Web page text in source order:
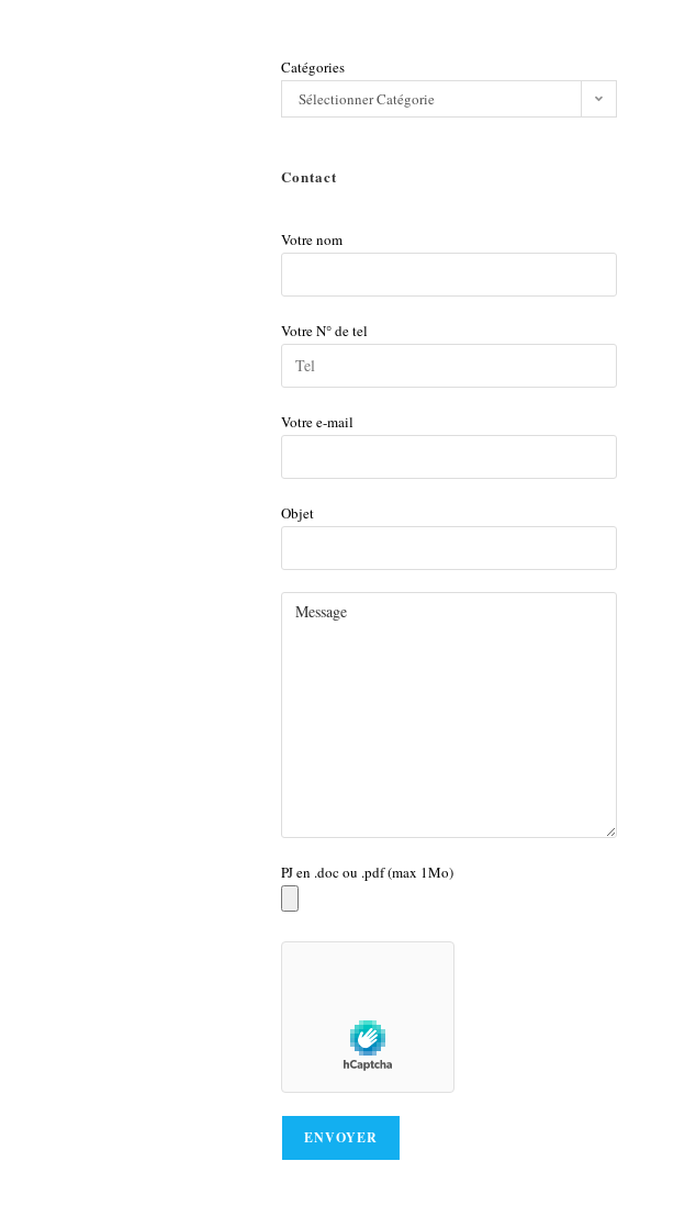
Catégories
Sélectionner Catégorie
Contact
Votre nom
Votre N° de tel
Votre e-mail
Objet
PJ en .doc ou .pdf (max 1Mo)